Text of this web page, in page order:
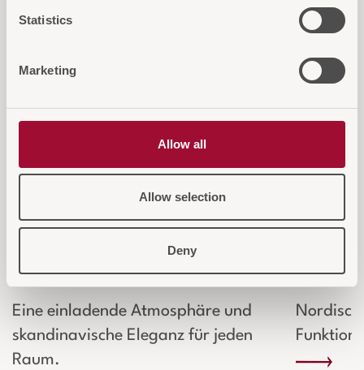
Statistics
Marketing
Allow all
Allow selection
Deny
NORDIK Tischleuchte
Eine einladende Atmosphäre und
skandinavische Eleganz für jeden
Raum.